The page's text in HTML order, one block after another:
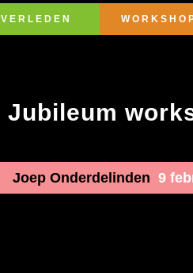
VERLEDEN
Jubileum
Joep Onderdelinden 9